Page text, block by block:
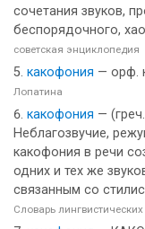
сочетания звуков,
беспорядочного,
советская энциклопедия
какофония — орф.
Лопатина
какофония —
Неблагозвучие,
какофония в речи
одних и тех же
связанным со
Словарь